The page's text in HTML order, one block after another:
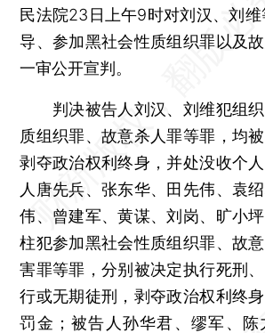
民法院23日上午9时对刘汉、刘
导、参加黑社会性质组织罪以及
一审公开宣判。
判决被告人刘汉、刘维犯组织
质组织罪、故意杀人罪等罪，均
剥夺政治权利终身，并处没收个
人唐先兵、张东华、田先伟、袁
伟、曾建军、黄谋、刘岗、旷小
柱犯参加黑社会性质组织罪、故
害罪等罪，分别被决定执行死刑
行或无期徒刑，剥夺政治权利终
罚金；被告人孙华君、缪军、陈